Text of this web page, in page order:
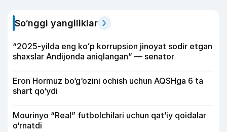
So‘nggi yangiliklar
“2025-yilda eng koʻp korrupsion jinoyat sodir etgan
shaxslar Andijonda aniqlangan” — senator
Eron Hormuz bo‘g‘ozini ochish uchun AQSHga 6 ta
shart qo‘ydi
Mourinyo “Real” futbolchilari uchun qat’iy qoidalar
o‘rnatdi